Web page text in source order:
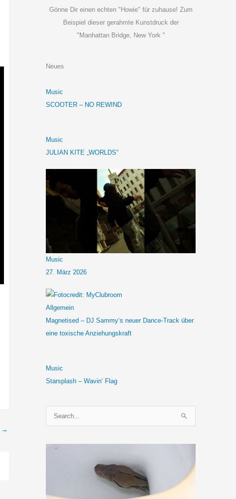
→
Gönne Dir einen echten "Howie" für zuhause! Zum
Beispiel dieser gerahmte Kunstdruck der
"Manhattan Bridge, New York "
Neues
Music
SCOOTER – NO REWIND
Music
JULIAN KITE „WORLDS“
Music
27. März 2026
Allgemein
Magnetised – DJ Sammy‘s neuer Dance-Track über
eine toxische Anziehungskraft
Music
Starsplash – Wavin‘ Flag
u